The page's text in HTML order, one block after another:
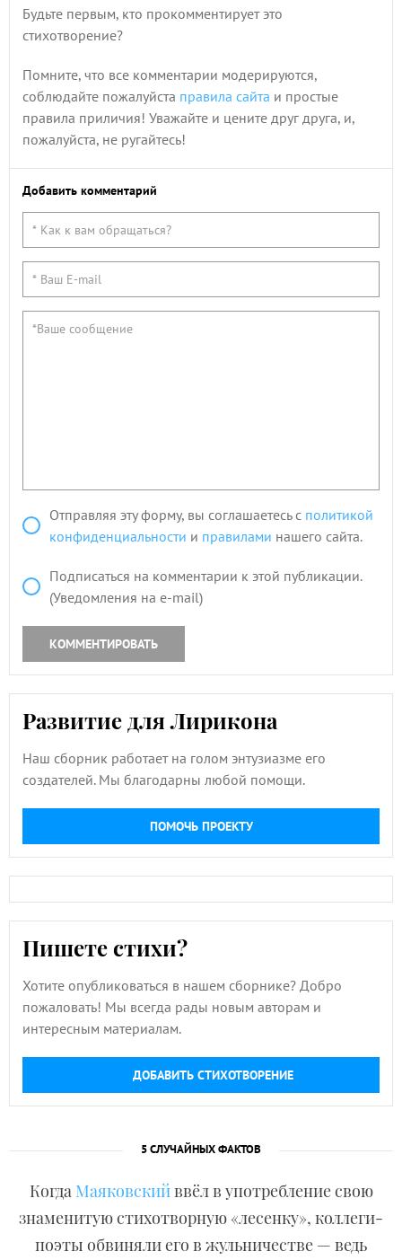
Будьте первым, кто прокомментирует это
стихотворение?
Помните, что все комментарии модерируются,
соблюдайте пожалуйста правила сайта и простые
правила приличия! Уважайте и цените друг друга, и,
пожалуйста, не ругайтесь!
Добавить комментарий
Отправляя эту форму, вы соглашаетесь с политикой
конфиденциальности и правилами нашего сайта.
Подписаться на комментарии к этой публикации.
(Уведомления на e-mail)
КОММЕНТИРОВАТЬ
Развитие для Лирикона
Наш сборник работает на голом энтузиазме его
создателей. Мы благодарны любой помощи.
ПОМОЧЬ ПРОЕКТУ
Пишете стихи?
Хотите опубликоваться в нашем сборнике? Добро
пожаловать! Мы всегда рады новым авторам и
интересным материалам.
ДОБАВИТЬ СТИХОТВОРЕНИЕ
5 СЛУЧАЙНЫХ ФАКТОВ
Когда Маяковскийввёл в употребление свою
знаменитую стихотворную «лесенку», коллеги-
поэты обвиняли его в жульничестве — ведь